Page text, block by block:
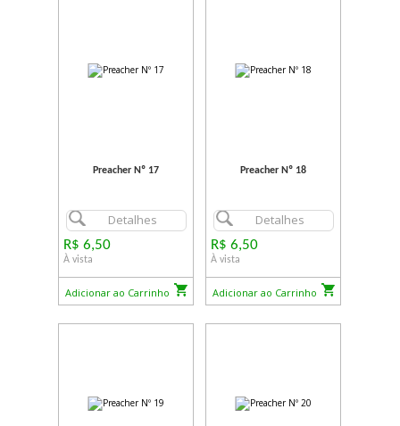
Preacher Nº 17
Detalhes
R$ 6,50
À vista
Adicionar ao Carrinho
Preacher Nº 18
Detalhes
R$ 6,50
À vista
Adicionar ao Carrinho